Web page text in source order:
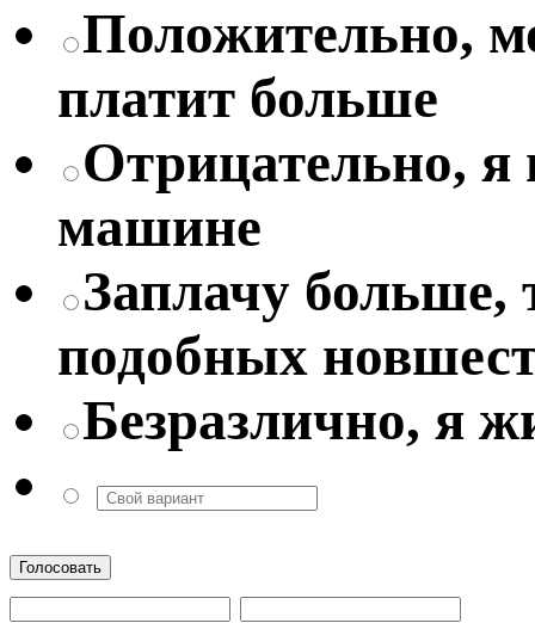
Положительно,
платит больше
Отрицательно,
машине
Заплачу больше,
подобных
Безразлично, я
Голосовать